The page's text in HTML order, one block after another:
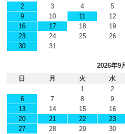
2
3 4 5
9
10 11 12
16
17 18 19
23
24 25 26
30
31
2026年9
日
月 火 水
1
2
6
7 8 9
13
14 15 16
20
21 22 23
27
28 29 30